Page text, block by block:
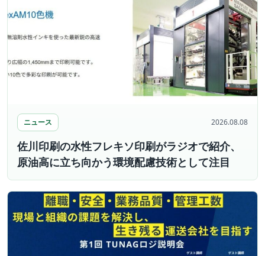
ニュース 2026.08.08
佐川印刷の水性フレキソ印刷がラジオで紹介、
原油高に立ち向かう環境配慮技術として注目